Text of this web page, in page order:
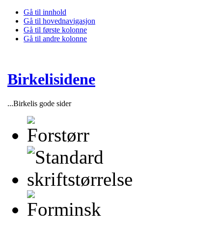
Gå til innhold
Gå til hovednavigasjon
Gå til første kolonne
Gå til andre kolonne
Birkelisidene
...Birkelis gode sider